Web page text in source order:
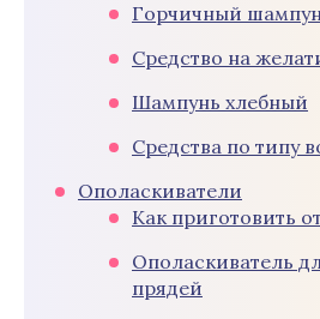
Горчичный
Средство на
Шампунь хлебный
Средства по типу
Ополаскиватели
Как приготовить
Ополаскиватель
прядей